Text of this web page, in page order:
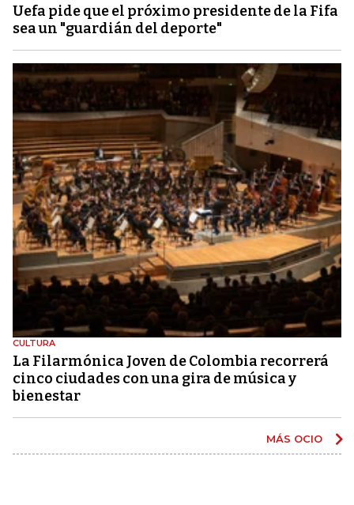
Uefa pide que el próximo presidente de la Fifa
sea un "guardián del deporte"
CULTURA
La Filarmónica Joven de Colombia recorrerá
cinco ciudades con una gira de música y
bienestar
MÁS OCIO